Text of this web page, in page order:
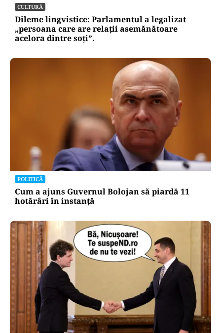
CULTURĂ
Dileme lingvistice: Parlamentul a legalizat
„persoana care are relații asemănătoare
acelora dintre soți”.
POLITICĂ
Cum a ajuns Guvernul Bolojan să piardă 11
hotărâri în instanță